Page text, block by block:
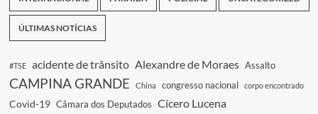
ÚLTIMAS NOTÍCIAS
#TSE acidente de trânsito Alexandre de Moraes Assalto
CAMPINA GRANDE China congresso nacional corpo encontrado
Covid-19 Câmara dos Deputados Cícero Lucena